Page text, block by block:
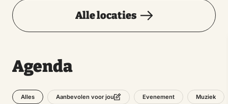
Alle locaties
Agenda
Alles Aanbevolen voor jou Evenement Muziek